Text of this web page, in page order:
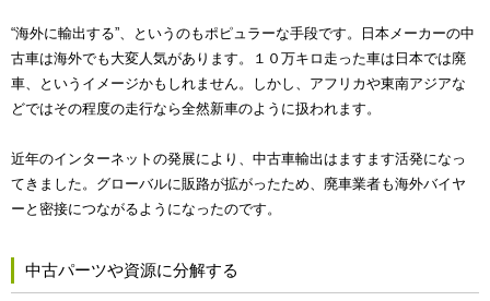
“海外に輸出する”、というのもポピュラーな手段です。日本メーカーの中
古車は海外でも大変人気があります。１０万キロ走った車は日本では廃
車、というイメージかもしれません。しかし、アフリカや東南アジアな
どではその程度の走行なら全然新車のように扱われます。
近年のインターネットの発展により、中古車輸出はますます活発になっ
てきました。グローバルに販路が拡がったため、廃車業者も海外バイヤ
ーと密接につながるようになったのです。
中古パーツや資源に分解する